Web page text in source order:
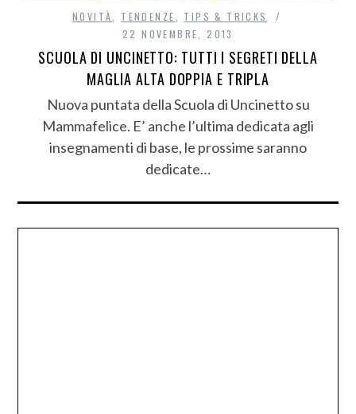
NOVITÀ TENDENZE
TIPS & TRICKS
22 NOVEMBRE, 2013
SCUOLA DI UNCINETTO: TUTTI I SEGRETI DELLA
MAGLIA ALTA DOPPIA E TRIPLA
Nuova puntata della Scuola di Uncinetto su
Mammafelice. E’ anche l’ultima dedicata agli
insegnamenti di base, le prossime saranno
dedicate…